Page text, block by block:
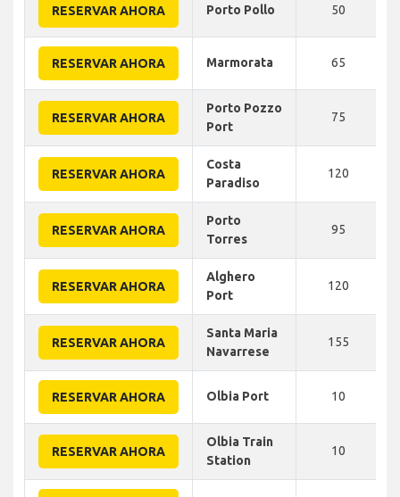
RESERVAR AHORA Porto Pollo 50
RESERVAR AHORA Marmorata 65
RESERVAR AHORA
Porto Pozzo
Port
75
RESERVAR AHORA
Costa
Paradiso
120
RESERVAR AHORA
Porto
Torres
95
RESERVAR AHORA
Alghero
Port
120
RESERVAR AHORA
Santa Maria
Navarrese
155
RESERVAR AHORA Olbia Port 10
RESERVAR AHORA
Olbia Train
Station
10